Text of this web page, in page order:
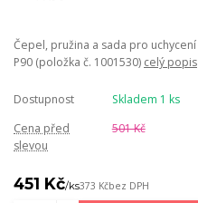
Čepel, pružina a sada pro
P90 (položka č. 1001530) celý popis
Dostupnost
Skladem 1 ks
Cena před
slevou
501 Kč
451 Kč/ks373 Kčbez DPH